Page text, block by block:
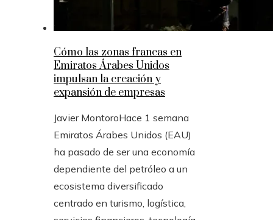
Cómo las zonas francas en
Emiratos Árabes Unidos
impulsan la creación y
expansión de empresas
Javier MontoroHace 1 semana
Emiratos Árabes Unidos (EAU)
ha pasado de ser una economía
dependiente del petróleo a un
ecosistema diversificado
centrado en turismo, logística,